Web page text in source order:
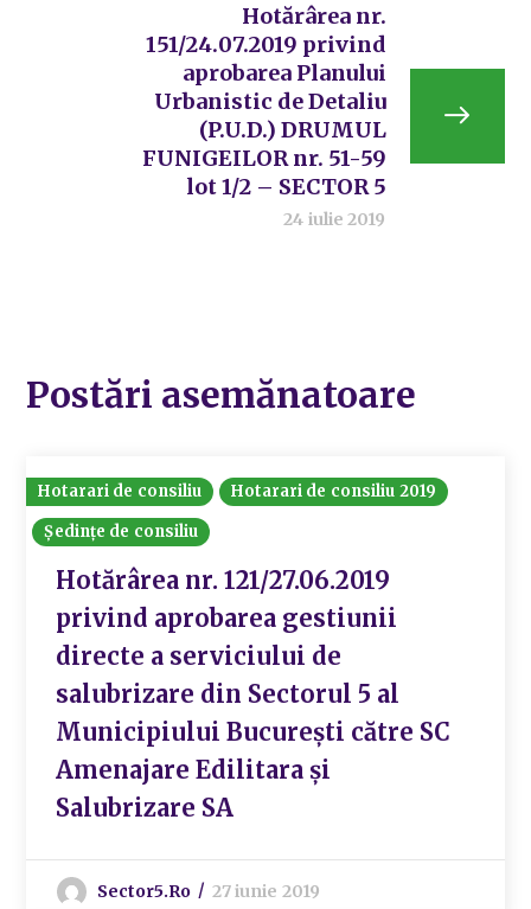
Hotărârea nr.
151/24.07.2019 privind
aprobarea Planului
Urbanistic de Detaliu
(P.U.D.) DRUMUL
FUNIGEILOR nr. 51-59
lot 1/2 – SECTOR 5
24 iulie 2019
Postări asemănatoare
Hotarari de consiliu
Hotarari de consiliu 2019
Ședințe de consiliu
Hotărârea nr. 121/27.06.2019
privind aprobarea gestiunii
directe a serviciului de
salubrizare din Sectorul 5 al
Municipiului București către SC
Amenajare Edilitara și
Salubrizare SA
Sector5.ro 27 iunie 2019